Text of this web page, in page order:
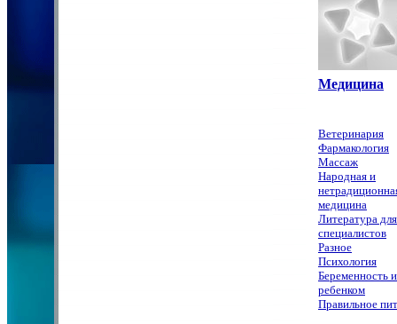
Медицина
Ветеринария
Фармакология
Массаж
Народная и
медицина
Литература для
специалистов
Разное
Психология
Беременность
ребенком
Правильное